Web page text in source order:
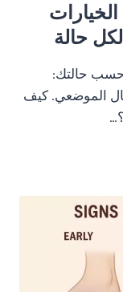
حالة
حسب حالتك:
الموضعي. كيف